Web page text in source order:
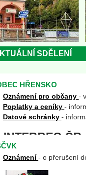
INTERREG
SDĚLENÍ
HŘENSKO
Oznámení pro občany -
Poplatky a ceníky -
Datové schránky -
Oznámení - o přerušení